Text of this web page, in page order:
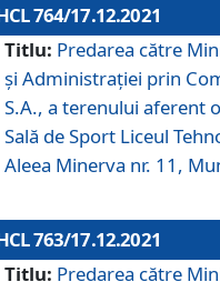
764/17.12.2021
Titlu: Predarea către
și Administrației prin
S.A., a terenului aferent
Sală de Sport Liceul
Aleea Minerva nr. 11,
763/17.12.2021
Titlu: Predarea către